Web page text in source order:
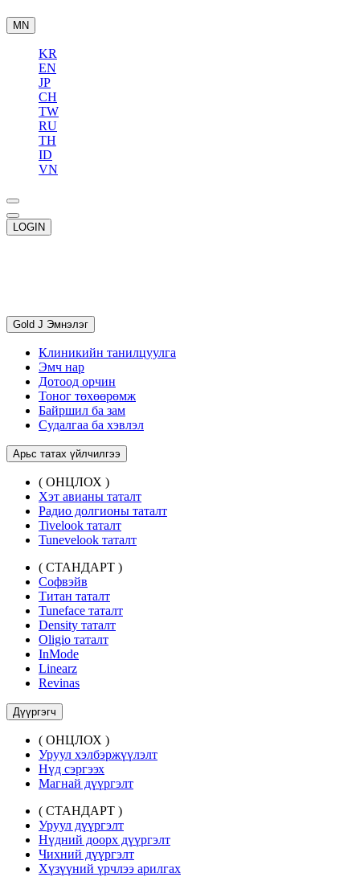
MN
KR
EN
JP
CH
TW
RU
TH
ID
VN
LOGIN
Gold J Эмнэлэг
Клиникийн танилцуулга
Эмч нар
Дотоод орчин
Тоног төхөөрөмж
Байршил ба зам
Судалгаа ба хэвлэл
Арьс татах үйлчилгээ
( ОНЦЛОХ )
Хэт авианы таталт
Радио долгионы таталт
Tivelook таталт
Tunevelook таталт
( СТАНДАРТ )
Софвэйв
Титан таталт
Tuneface таталт
Density таталт
Oligio таталт
InMode
Linearz
Revinas
Дүүргэгч
( ОНЦЛОХ )
Уруул хэлбэржүүлэлт
Нүд сэргээх
Магнай дүүргэлт
( СТАНДАРТ )
Уруул дүүргэлт
Нүдний доорх дүүргэлт
Чихний дүүргэлт
Хүзүүний үрчлээ арилгах